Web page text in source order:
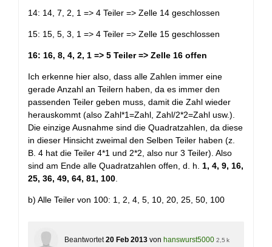
14: 14, 7, 2, 1 => 4 Teiler => Zelle 14 geschlossen
15: 15, 5, 3, 1 => 4 Teiler => Zelle 15 geschlossen
16: 16, 8, 4, 2, 1 => 5 Teiler => Zelle 16 offen
Ich erkenne hier also, dass alle Zahlen immer eine
gerade Anzahl an Teilern haben, da es immer den
passenden Teiler geben muss, damit die Zahl wieder
herauskommt (also Zahl*1=Zahl, Zahl/2*2=Zahl usw.).
Die einzige Ausnahme sind die Quadratzahlen, da diese
in dieser Hinsicht zweimal den Selben Teiler haben (z.
B. 4 hat die Teiler 4*1 und 2*2, also nur 3 Teiler). Also
sind am Ende alle Quadratzahlen offen, d. h. 1, 4, 9, 16,
25, 36, 49, 64, 81, 100
b) Alle Teiler von 100: 1, 2, 4, 5, 10, 20, 25, 50, 100
Beantwortet 20 Feb 2013 von hanswurst5000 2,5 k